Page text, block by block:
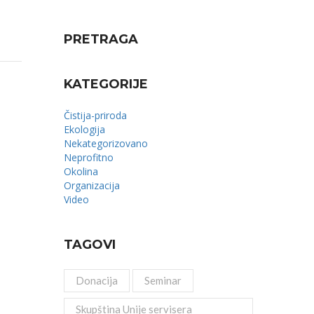
PRETRAGA
KATEGORIJE
Čistija-priroda
Ekologija
Nekategorizovano
Neprofitno
Okolina
Organizacija
Video
TAGOVI
Donacija Seminar
Skupština Unije servisera